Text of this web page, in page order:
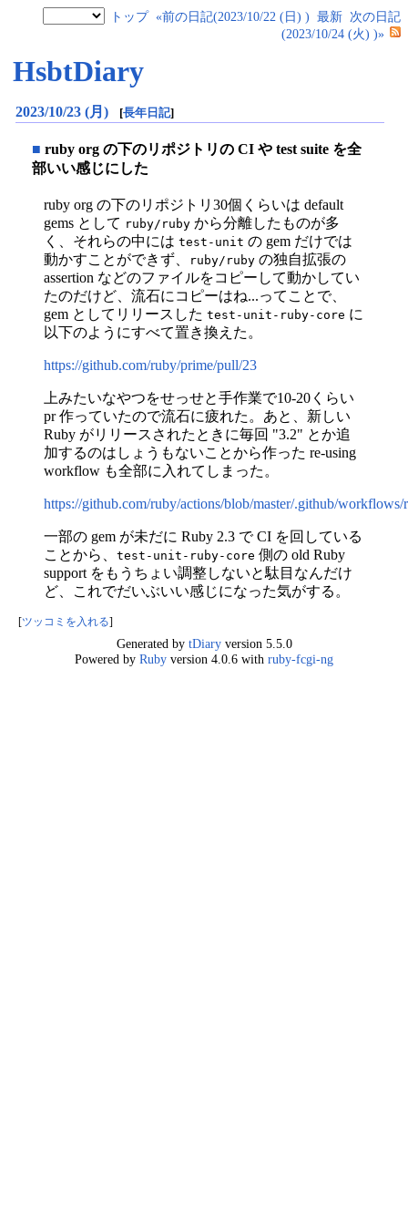
トップ «前の日記(2023/10/22 (日) ) 最新 次の日記
(2023/10/24 (火) )»
HsbtDiary
2023/10/23 (月) [長年日記]
■ ruby org の下のリポジトリの CI や test suite を全
部いい感じにした
ruby org の下のリポジトリ30個くらいは default
gems として ruby/ruby から分離したものが多
く、それらの中には test-unit の gem だけでは
動かすことができず、
ruby/ruby の独自拡張の
assertion などのファイルをコピーして動かしてい
たのだけど、流石にコピーはね...ってことで、
gem としてリリースした test-unit-ruby-core に
以下のようにすべて置き換えた。
https://github.com/ruby/prime/pull/23
上みたいなやつをせっせと手作業で10-20くらい
pr 作っていたので流石に疲れた。あと、新しい
Ruby がリリースされたときに毎回 "3.2" とか追
加するのはしょうもないことから作った re-using
workflow も全部に入れてしまった。
https://github.com/ruby/actions/blob/master/.github/
一部の gem が未だに Ruby 2.3 で CI を回している
ことから、 test-unit-ruby-core 側の old Ruby
support をもうちょい調整しないと駄目なんだけ
ど、これでだいぶいい感じになった気がする。
[ツッコミを入れる]
Generated by tDiaryversion 5.5.0
Powered by Ruby version 4.0.6 with ruby-fcgi-ng